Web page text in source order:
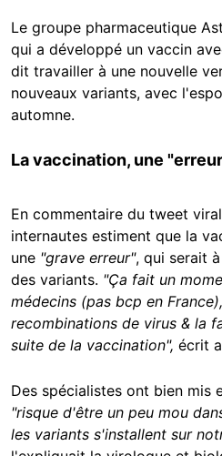
Le groupe pharmaceutique
qui a développé un vaccin
dit travailler à une nouvelle
nouveaux variants, avec
automne.
La vaccination, une
En commentaire du tweet
internautes estiment que la
une "grave erreur", qui serait
des variants. "Ça fait un
médecins (pas bcp en
recombinations de virus & la
suite de la vaccination", écrit
Des spécialistes ont bien mis
"risque d'être un peu mou
les variants s'installent sur